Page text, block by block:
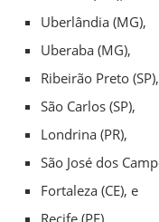
Uberlândia (MG),
Uberaba (MG),
Ribeirão Preto (SP),
São Carlos (SP),
Londrina (PR),
São José dos
Fortaleza (CE), e